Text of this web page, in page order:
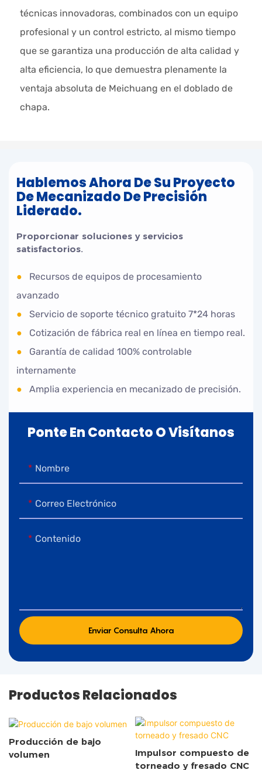
técnicas innovadoras, combinados con un equipo
profesional y un control estricto, al mismo tiempo
que se garantiza una producción de alta calidad y
alta eficiencia, lo que demuestra plenamente la
ventaja absoluta de Meichuang en el doblado de
chapa.
Hablemos Ahora De Su Proyecto
De Mecanizado De Precisión
Liderado.
Proporcionar soluciones y servicios
satisfactorios.
●
Recursos de equipos de procesamiento
avanzado
●
Servicio de soporte técnico gratuito 7*24 horas
●
Cotización de fábrica real en línea en tiempo real.
●
Garantía de calidad 100% controlable
internamente
●
Amplia experiencia en mecanizado de precisión.
Ponte En Contacto O Visítanos
Nombre
Correo Electrónico
Contenido
Enviar Consulta Ahora
Productos Relacionados
Producción de bajo
volumen
Impulsor compuesto de
torneado y fresado CNC